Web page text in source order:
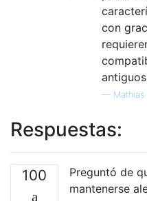
con
— Mathias
Respuestas:
100
Preguntó de
mantenerse